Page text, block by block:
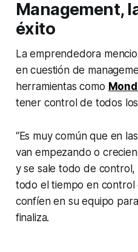
Management,
éxito
La emprendedora
en cuestión de
herramientas como
tener control de todos
“Es muy común que en
van empezando o
y se sale todo de
todo el tiempo en control
confíen en su equipo
finaliza.